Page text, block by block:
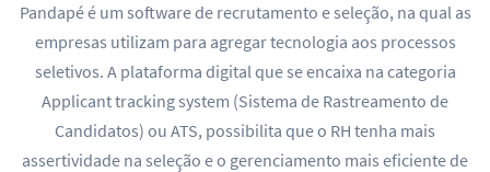
Pandapé é um software de recrutamento e seleção, na qual as
empresas utilizam para agregar tecnologia aos processos
seletivos. A plataforma digital que se encaixa na categoria
Applicant tracking system (Sistema de Rastreamento de
Candidatos) ou ATS, possibilita que o RH tenha mais
assertividade na seleção e o gerenciamento mais eficiente de